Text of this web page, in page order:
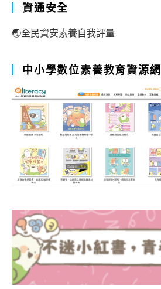
資通安全
🌏全民資安素養自我評量
中小學數位素養教育資源網